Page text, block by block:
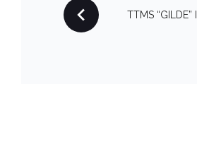
P
TTMS “GILDE”